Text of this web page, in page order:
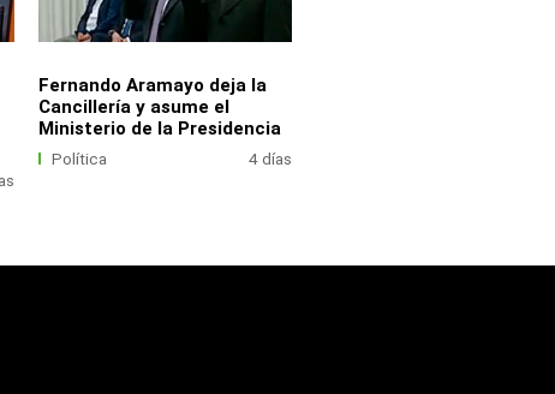
Fernando Aramayo deja la
Cancillería y asume el
Ministerio de la Presidencia
Política 4 días